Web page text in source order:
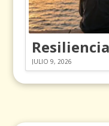
JULIO 9, 2026